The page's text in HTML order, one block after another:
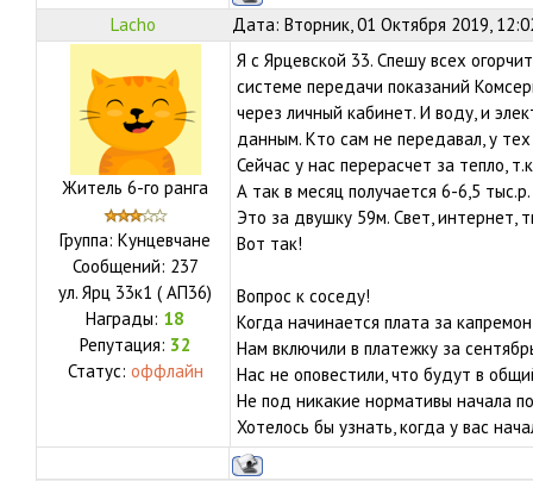
Lacho Дата: Вторник, 01 Октября 2019,
Житель 6-го ранга
Группа: Кунцевчане
Сообщений: 237
ул. Ярц 33к1 ( АП36)
Награды: 18
Репутация: 32
Статус: оффлайн
Я с Ярцевской 33. Спешу всех
системе передачи показаний
через личный кабинет. И воду, и
данным. Кто сам не передавал, у
Сейчас у нас перерасчет за тепло,
А так в месяц получается 6-6,5
Это за двушку 59м. Свет, интернет,
Вот так!
Вопрос к соседу!
Когда начинается плата за
Нам включили в платежку за
Нас не оповестили, что будут в
Не под никакие нормативы начала
Хотелось бы узнать, когда у вас